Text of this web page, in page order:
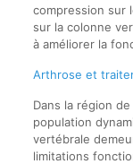
compression sur
sur la colonne
à améliorer la
Arthrose et
Dans la région
population
vertébrale
limitations